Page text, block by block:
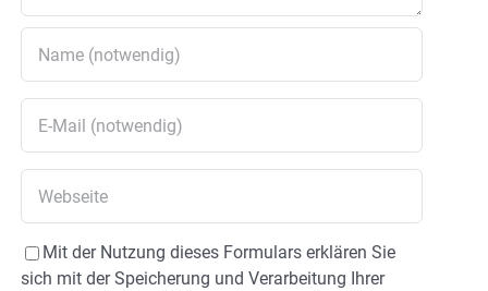
Mit der Nutzung dieses Formulars erklären Sie
sich mit der Speicherung und Verarbeitung Ihrer